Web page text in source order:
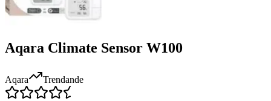
Aqara Climate Sensor W100
Aqara Trendande